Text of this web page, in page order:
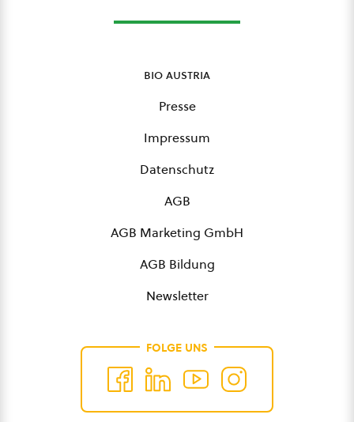
bio austria
Presse
Impressum
Datenschutz
AGB
AGB Marketing GmbH
AGB Bildung
Newsletter
FOLGE UNS